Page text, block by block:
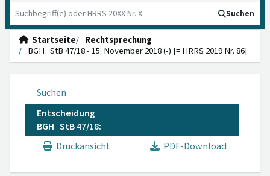
Suchen
Startseite
Rechtsprechung
BGH StB 47/18 - 15. November 2018 (-) [= HRRS 2019 Nr. 86]
Suchen
Entscheidung
BGH StB 47/18:
Druckansicht
PDF-Download